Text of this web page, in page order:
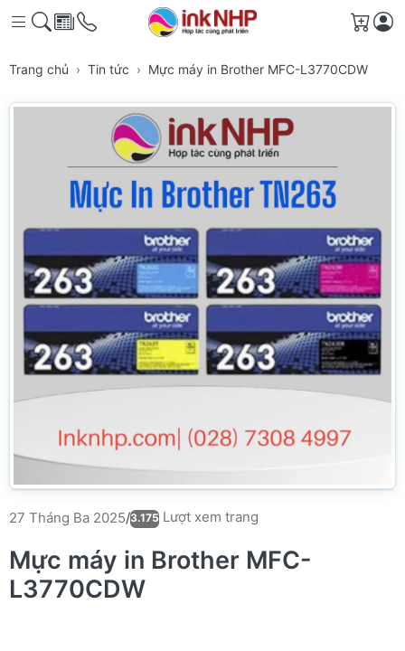
Giỏ
Trang chủ Tin tức Mực máy in Brother MFC-L3770CDW
27 Tháng Ba 2025/3.175 Lượt xem trang
Mực máy in Brother MFC-
L3770CDW